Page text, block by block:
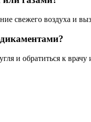
свежего воздуха и
и обратиться к